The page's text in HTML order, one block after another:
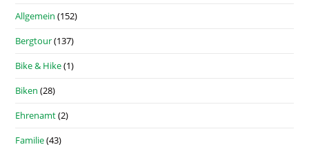
Allgemein (152)
Bergtour(137)
Bike & Hike(1)
Biken (28)
Ehrenamt(2)
Familie(43)